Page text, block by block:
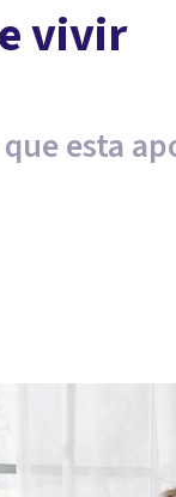
vivir
esta